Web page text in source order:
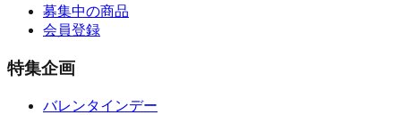
募集中の商品
会員登録
特集企画
バレンタインデー